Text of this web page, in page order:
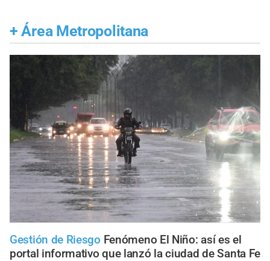
+ Área Metropolitana
Gestión de Riesgo Fenómeno El Niño: así es el
portal informativo que lanzó la ciudad de Santa Fe